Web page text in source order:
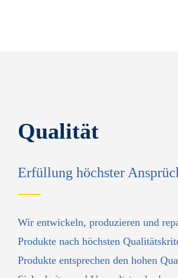
Qualität
Erfüllung höchster
Wir entwickeln, produzieren und
Produkte nach höchsten
Produkte entsprechen den hohen